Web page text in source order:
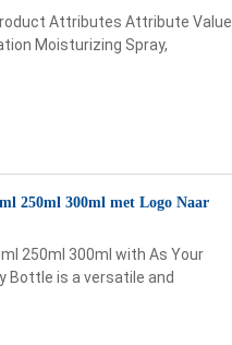
Attributes Attribute Value
Moisturizing Spray,
250ml 300ml met Logo Naar
250ml 300ml with As Your
Bottle is a versatile and